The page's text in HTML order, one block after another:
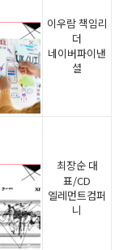
이우람 책임리
더
네이버파이낸
셜
최장순 대
표/CD
엘레먼트컴퍼
니